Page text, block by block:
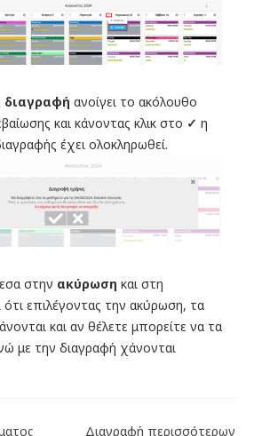
διαγραφή ανοίγει το ακόλουθο
και κάνοντας κλικ στο ✓ η
έχει ολοκληρωθεί.
στην ακύρωση και στη
ότι επιλέγοντας την ακύρωση, τα
και αν θέλετε μπορείτε να τα
με την διαγραφή χάνονται
Διαγραφή περισσότερων